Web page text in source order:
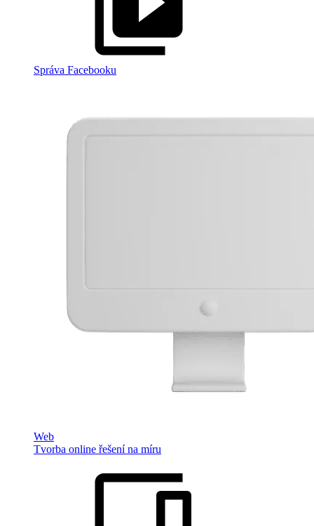
Správa Facebooku
Web
Tvorba online řešení na míru